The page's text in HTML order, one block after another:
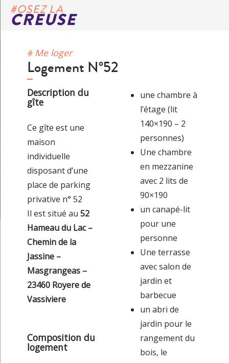
#OSEZ LA
CREUSE
Me loger
Logement N°52
Description du
gîte
Ce gîte est une
maison
individuelle
disposant d’une
place de parking
privative n° 52
Il est situé au52
Hameau du Lac –
Chemin de la
Jassine –
Masgrangeas –
23460 Royere de
Vassiviere
Composition du
logement
une chambre à
l’étage (lit
140×190 – 2
personnes)
Une chambre
en mezzanine
avec 2 lits de
90×190
un canapé-lit
pour une
personne
Une terrasse
avec salon de
jardin et
barbecue
un abri de
jardin pour le
rangement du
bois, le